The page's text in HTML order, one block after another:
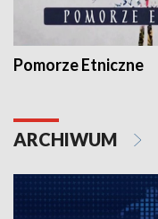
Pomorze Etniczne
ARCHIWUM